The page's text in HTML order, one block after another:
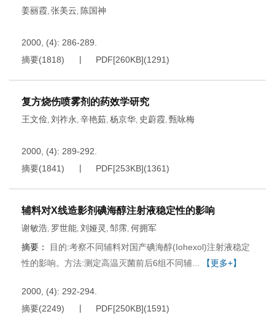
姜丽霞, 张美云, 陈国神
2000, (4): 286-289.
摘要(1818) PDF[260KB](1291)
复方烧伤喷雾剂的药效学研究
王文俭, 刘祚永 , 辛艳茹, 杨京华, 史蔚霞, 甄咏梅
2000, (4): 289-292.
摘要(1841) PDF[253KB](1361)
辅料对X线造影剂碘海醇注射液稳定性的影响
谢敏浩, 罗世能, 刘娅灵 , 邹霈, 何拥军
摘要：
目的:考察不同辅料对国产碘海醇(Iohexol)注射液稳定
性的影响。方法:测定高温灭菌前后6组不同辅...
【更多+】
2000, (4): 292-294.
摘要(2249) PDF[250KB](1591)